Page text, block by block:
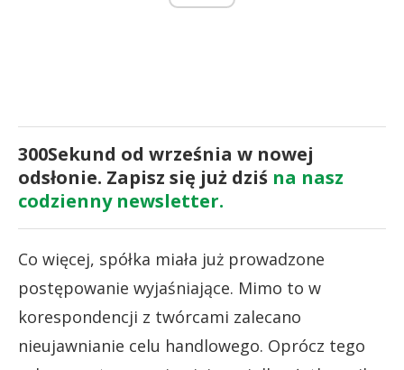
300Sekund od września w nowej
odsłonie. Zapisz się już dziś na nasz
codzienny newsletter.
Co więcej, spółka miała już prowadzone
postępowanie wyjaśniające. Mimo to w
korespondencji z twórcami zalecano
nieujawnianie celu handlowego. Oprócz tego